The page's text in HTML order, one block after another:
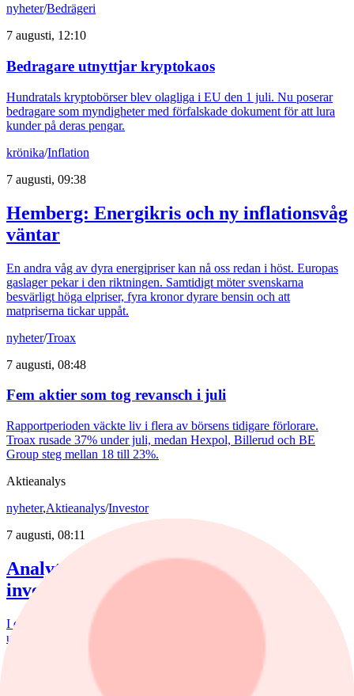
nyheter/Bedrägeri
7 augusti, 12:10
Bedragare utnyttjar kryptokaos
Hundratals kryptobörser blev olagliga i EU den 1 juli. Nu poserar
bedragare som myndigheter med förfalskade dokument för att lura
kunder på deras pengar.
krönika/Inflation
7 augusti, 09:38
Hemberg: Energikris och ny inflationsvåg
väntar
En andra våg av dyra energipriser kan nå oss redan i höst. Europas
gaslager pekar i den riktningen. Samtidigt möter svenskarna
besvärligt höga elpriser, fyra kronor dyrare bensin och att
matpriserna tickar uppåt.
nyheter/Troax
7 augusti, 08:48
Fem aktier som tog revansch i juli
Rapportperioden väckte liv i flera av börsens tidigare förlorare.
Troax rusade 37% under juli, medan Hexpol, Billerud och BE
Group steg mellan 18 till 23%.
Aktieanalys
nyheter,Aktieanalys/Investor
7 augusti, 08:11
Analytikern: Tre köpvärda
investmentbolag
I den här artikeln lyfter vi fram de tre investmentbolag som i dag
uppvisar den starkaste tekniska bilden enligt vår nya Investtech
köpsignal och lägre värden en starkare säljsignal enligt Investtechs